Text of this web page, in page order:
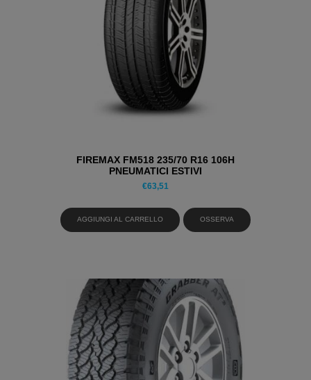
FIREMAX FM518 235/70 R16 106H
PNEUMATICI ESTIVI
€63,51
AGGIUNGI AL CARRELLO OSSERVA